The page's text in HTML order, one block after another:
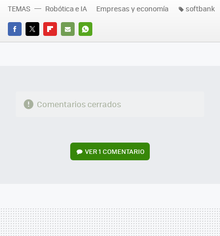
FACEBOOK
TWITTERFLIPBOARD
E-
WHATSAPP
TEMAS Robótica e IA Empresas y economía softbank
Comentarios cerrados
VER1 COMENTARIO